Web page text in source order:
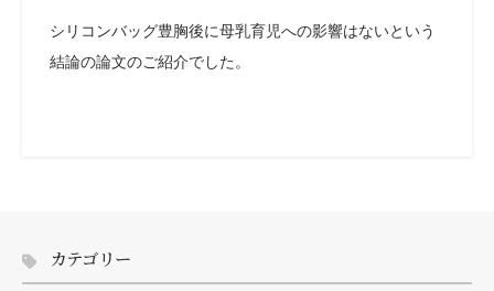
シリコンバッグ豊胸後に母乳育児への影響はないという
結論の論文のご紹介でした。
カテゴリー